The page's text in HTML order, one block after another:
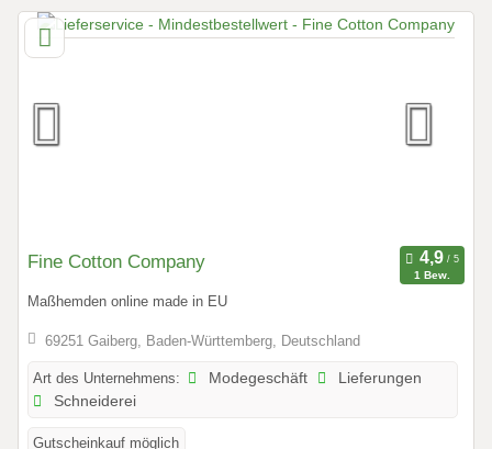
Fine Cotton Company
1 Bew.
Maßhemden online made in EU
69251 Gaiberg, Baden-Württemberg, Deutschland
Art des Unternehmens: Modegeschäft
Lieferungen
Schneiderei
Gutscheinkauf möglich